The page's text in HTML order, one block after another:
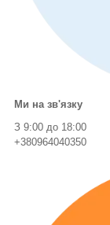
Ми на зв'язку
З 9:00 до 18:00
+380964040350